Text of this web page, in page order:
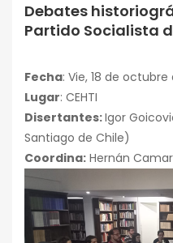
Conferencias
Debates
Partido Socialista
Fecha: Vie, 18 de octubre
Lugar: CEHTI
Disertantes:Igor
Santiago de Chile)
Coordina: Hernán